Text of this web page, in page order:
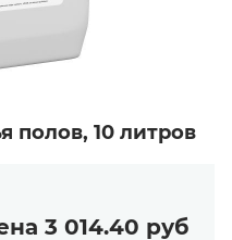
полов, 10 литров
3 014.40 руб